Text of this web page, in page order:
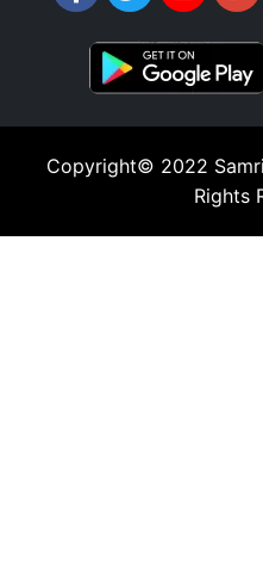
Copyright© 2022
Rights